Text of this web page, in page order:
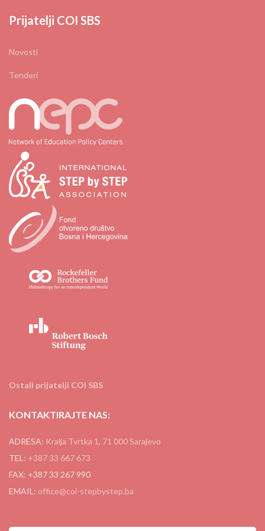
Prijatelji COI SBS
Novosti
Tenderi
Ostali prijatelji COI SBS
KONTAKTIRAJTE NAS:
ADRESA: Kralja Tvrtka 1, 71 000 Sarajevo
TEL: +387 33 667 673
FAX: +387 33 267 990
EMAIL: office@coi-stepbystep.ba